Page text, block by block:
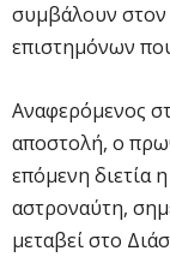
συμβάλουν
επιστημόνων
Αναφερόμενος
αποστολή, ο
επόμενη διετία
αστροναύτη,
μεταβεί στο